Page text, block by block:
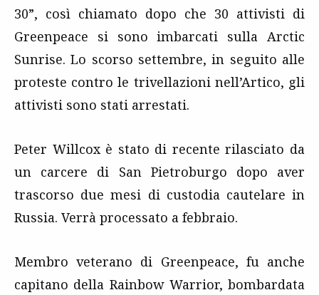
30”, così chiamato dopo che 30 attivisti di
Greenpeace si sono imbarcati sulla Arctic
Sunrise. Lo scorso settembre, in seguito alle
proteste contro le trivellazioni nell’Artico, gli
attivisti sono stati arrestati.
Peter Willcox è stato di recente rilasciato da
un carcere di San Pietroburgo dopo aver
trascorso due mesi di custodia cautelare in
Russia. Verrà processato a febbraio.
Membro veterano di Greenpeace, fu anche
capitano della Rainbow Warrior, bombardata